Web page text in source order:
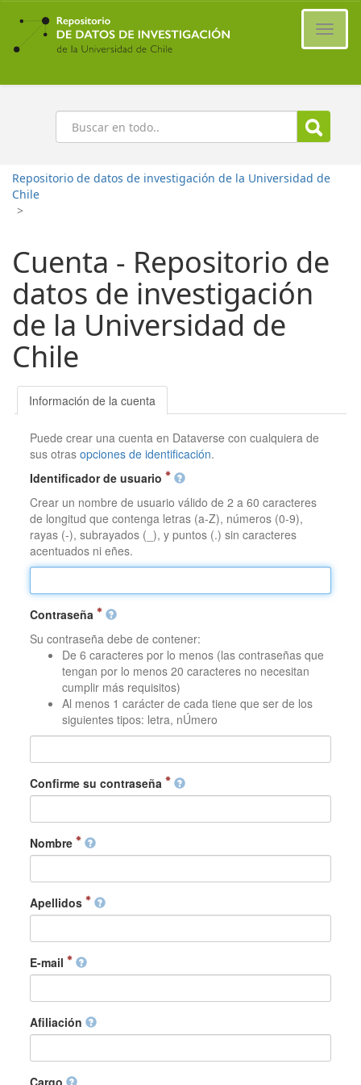
Ir
contenido
principal
Buscar
Repositorio de datos de investigación de la Universidad de
Chile
>
Cuenta - Repositorio de
datos de investigación
de la Universidad de
Chile
Información de la cuenta
Puede crear una cuenta en Dataverse con cualquiera de
sus otrasopciones de identificación.
Identificador de usuario
Crear un nombre de usuario válido de 2 a 60 caracteres
de longitud que contenga letras (a-Z), números (0-9),
rayas (-), subrayados (_), y puntos (.) sin caracteres
acentuados ni eñes.
Contraseña
Su contraseña debe de contener:
De 6 caracteres por lo menos (las contraseñas que
tengan por lo menos 20 caracteres no necesitan
cumplir más requisitos)
Al menos 1 carácter de cada tiene que ser de los
siguientes tipos: letra, nÚmero
Confirme su contraseña
Nombre
Apellidos
E-mail
Afiliación
Cargo